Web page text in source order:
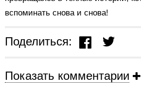
вспоминать снова и снова!
Поделиться:
Показать комментарии